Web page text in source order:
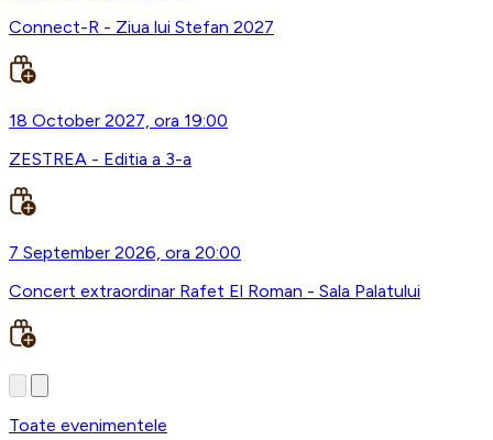
Connect-R - Ziua lui Stefan 2027
18 October 2027, ora 19:00
ZESTREA - Editia a 3-a
7 September 2026, ora 20:00
Concert extraordinar Rafet El Roman - Sala Palatului
Toate evenimentele